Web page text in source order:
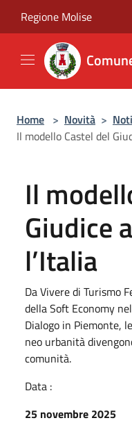
Regione Molise
Home > Novità >
Il modello Castel del
Il
Giudice
l’Italia
Da Vivere di Turismo
della Soft Economy
Dialogo in Piemonte,
neo urbanità
comunità.
Data :
25 novembre 2025